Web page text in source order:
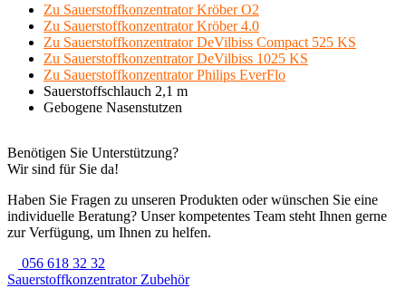
Zu Sauerstoffkonzentrator Kröber O2
Zu Sauerstoffkonzentrator Kröber 4.0
Zu Sauerstoffkonzentrator DeVilbiss Compact 525 KS
Zu Sauerstoffkonzentrator DeVilbiss 1025 KS
Zu Sauerstoffkonzentrator Philips EverFlo
Sauerstoffschlauch 2,1 m
Gebogene Nasenstutzen
Benötigen Sie Unterstützung?
Wir sind für Sie da!
Haben Sie Fragen zu unseren Produkten oder wünschen Sie eine
individuelle Beratung? Unser kompetentes Team steht Ihnen gerne
zur Verfügung, um Ihnen zu helfen.
056 618 32 32
Sauerstoffkonzentrator Zubehör